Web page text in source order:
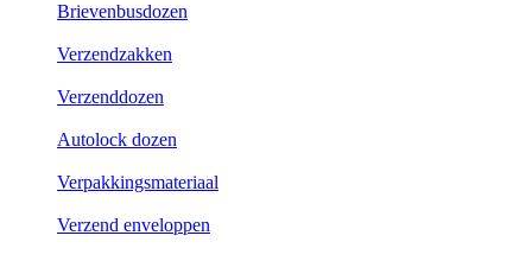
Brievenbusdozen
Verzendzakken
Verzenddozen
Autolock dozen
Verpakkingsmateriaal
Verzend enveloppen